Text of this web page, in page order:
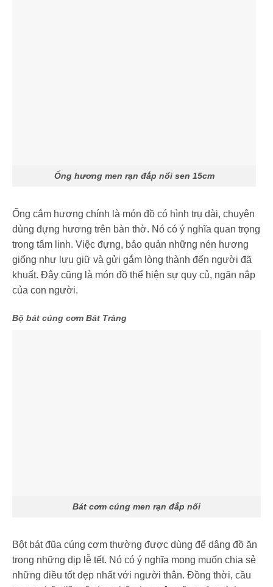
Ống hương men rạn đắp nổi sen 15cm
Ống cắm hương chính là món đồ có hình trụ dài, chuyên
dùng đựng hương trên bàn thờ. Nó có ý nghĩa quan trọng
trong tâm linh. Việc đựng, bảo quản những nén hương
giống như lưu giữ và gửi gắm lòng thành đến người đã
khuất. Đây cũng là món đồ thể hiện sự quy củ, ngăn nắp
của con người.
Bộ bát cúng cơm Bát Tràng
Bát cơm cúng men rạn đắp nổi
Bột bát đũa cúng cơm thường được dùng để dâng đồ ăn
trong những dịp lễ tết. Nó có ý nghĩa mong muốn chia sẻ
những điều tốt đẹp nhất với người thân. Đồng thời, cầu